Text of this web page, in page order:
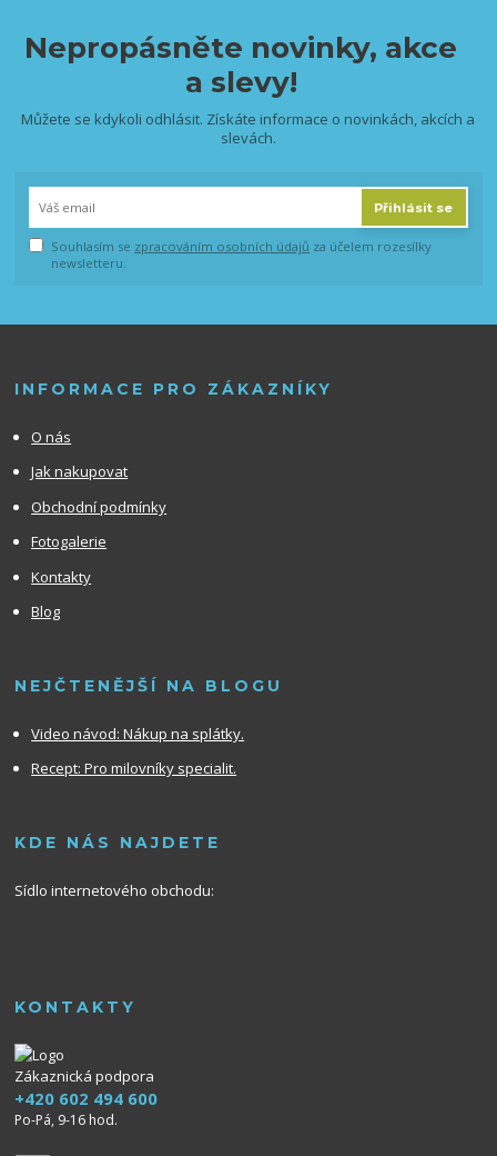
Nepropásněte novinky, akce
a slevy!
Můžete se kdykoli odhlásit. Získáte informace o novinkách, akcích a
slevách.
Přihlásit se
Souhlasím se zpracováním osobních údajů za účelem rozesílky
newsletteru.
INFORMACE PRO ZÁKAZNÍKY
O nás
Jak nakupovat
Obchodní podmínky
Fotogalerie
Kontakty
Blog
NEJČTENĚJŠÍ NA BLOGU
Video návod:Nákup na splátky.
Recept: Pro milovníky specialit.
KDE NÁS NAJDETE
Sídlo internetového obchodu:
KONTAKTY
Zákaznická podpora
+420 602 494 600
Po-Pá, 9-16 hod.